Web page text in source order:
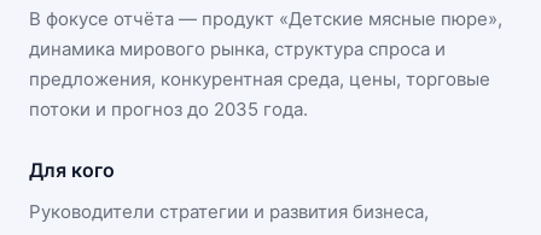
В фокусе отчёта — продукт «Детские мясные пюре»,
динамика мирового рынка, структура спроса и
предложения, конкурентная среда, цены, торговые
потоки и прогноз до 2035 года.
Для кого
Руководители стратегии и развития бизнеса,